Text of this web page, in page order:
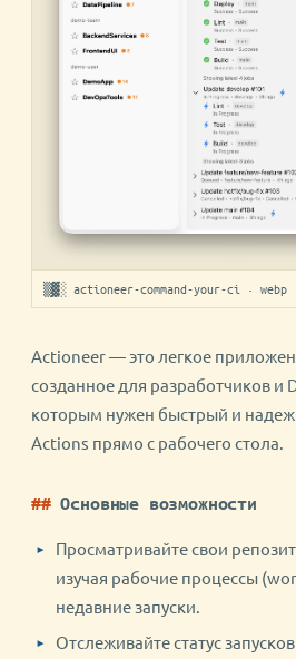
▒▓░ actioneer-command-your-ci · webp
Actioneer — это легкое
созданное для разработчиков и
которым нужен быстрый и
Actions прямо с рабочего стола.
Основные возможности
Просматривайте свои
изучая рабочие процессы
недавние запуски.
Отслеживайте статус